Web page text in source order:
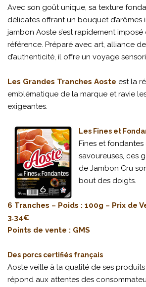
Avec son goût unique, sa texture
délicates offrant un bouquet d’arômes
jambon Aoste s’est rapidement
référence. Préparé avec art, alliance
d’authenticité, il offre un voyage
Les Grandes Tranches Aoste est la
emblématique de la marque et ravie
exigeantes.
Les Fines et
Fines et
savoureuses, ces
de Jambon Cru
bout des doigts.
6 Tranches – Poids : 100g – Prix de
3.34€
Points de vente : GMS
Des porcs certifiés français
Aoste veille à la qualité de ses
répond aux attentes des